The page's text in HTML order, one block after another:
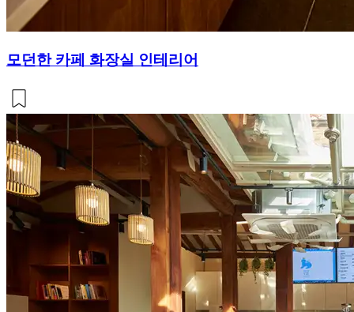
모던한 카페 화장실 인테리어